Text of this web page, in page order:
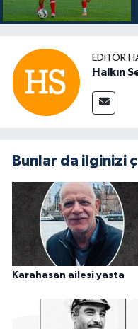
EDITÖR
Halkın
Bunlar da ilginizi
Karahasan ailesi yasta